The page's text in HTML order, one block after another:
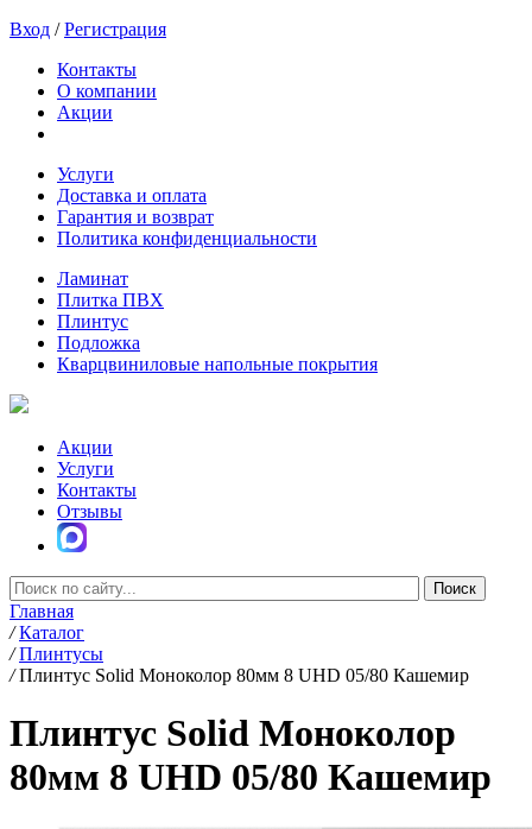
Вход /Регистрация
Контакты
О компании
Акции
Услуги
Доставка и оплата
Гарантия и возврат
Политика конфиденциальности
Ламинат
Плитка ПВХ
Плинтус
Подложка
Кварцвиниловые напольные покрытия
Акции
Услуги
Контакты
Отзывы
Главная
/ Каталог
/ Плинтусы
/ Плинтус Solid Моноколор 80мм 8 UHD 05/80 Кашемир
Плинтус Solid Моноколор
80мм 8 UHD 05/80 Кашемир